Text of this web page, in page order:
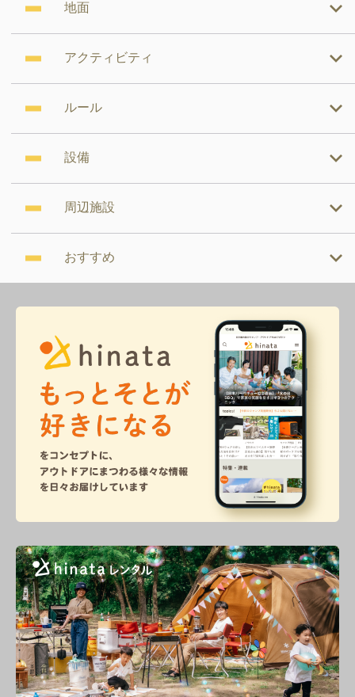
地面
アクティビティ
ルール
設備
周辺施設
おすすめ